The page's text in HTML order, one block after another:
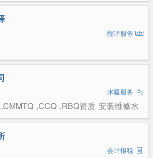
再靠人转述。 ■ 记账与对账 — 每月记
理、应收应付梳理 ■ 税务申报 — T1
T3 信托税、GST/QST ■ 薪资与年终
料整理 ■ 预算与规划 — 现金流规
（网站提供中文）
翻译服务
水暖服务
,CCQ ,RBQ资质 安装维修水
修, RBQ: 5647-5742-01
会计报税